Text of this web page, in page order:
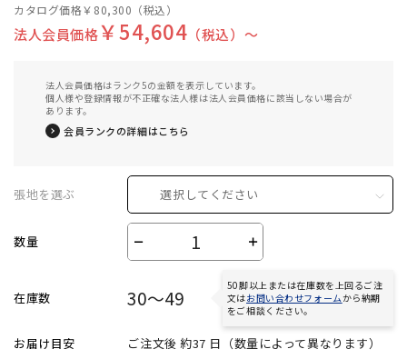
カタログ価格￥80,300 （税込）
法人会員価格￥54,604 （税込）〜
法人会員価格はランク5の金額を表示しています。
個人様や登録情報が不正確な法人様は法人会員価格に該当しない場合が
あります。
会員ランクの詳細はこちら
張地を選ぶ 選択してください
数量 － ＋
在庫数 30～49
50脚以上または在庫数を上回るご注
文はお問い合わせフォームから納期
をご相談ください。
お届け目安 ご注文後 約37 日（数量によって異なります）